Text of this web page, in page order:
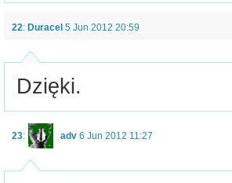
22: Duracel 5 Jun 2012 20:59
Dzięki.
23: adv 6 Jun 2012 11:27